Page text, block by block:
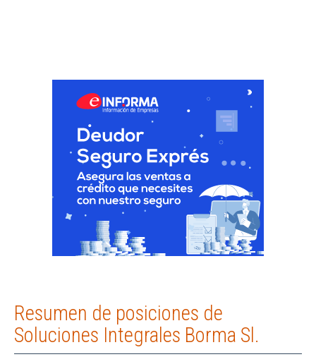
Resumen de posiciones de
Soluciones Integrales Borma Sl.